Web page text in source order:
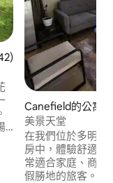
價中獲得 4.98 的平
Canefield的公寓
美景天堂
在我們位於多明尼
房中，體驗舒適、
常適合家庭、商務
假勝地的旅客。 精心設計並考慮到您的放